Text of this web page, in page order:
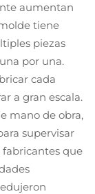
aumentan
tiene
piezas
por una.
cada
a gran escala.
mano de obra,
supervisar
que